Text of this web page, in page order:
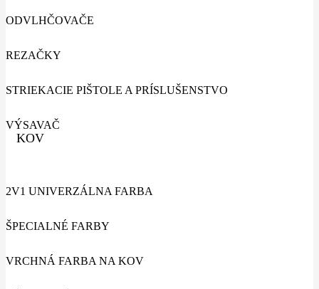
ODVLHČOVAČE
REZAČKY
STRIEKACIE PIŠTOLE A PRÍSLUŠENSTVO
VÝSAVAČ
KOV
2V1 UNIVERZÁLNA FARBA
ŠPECIALNÉ FARBY
VRCHNÁ FARBA NA KOV